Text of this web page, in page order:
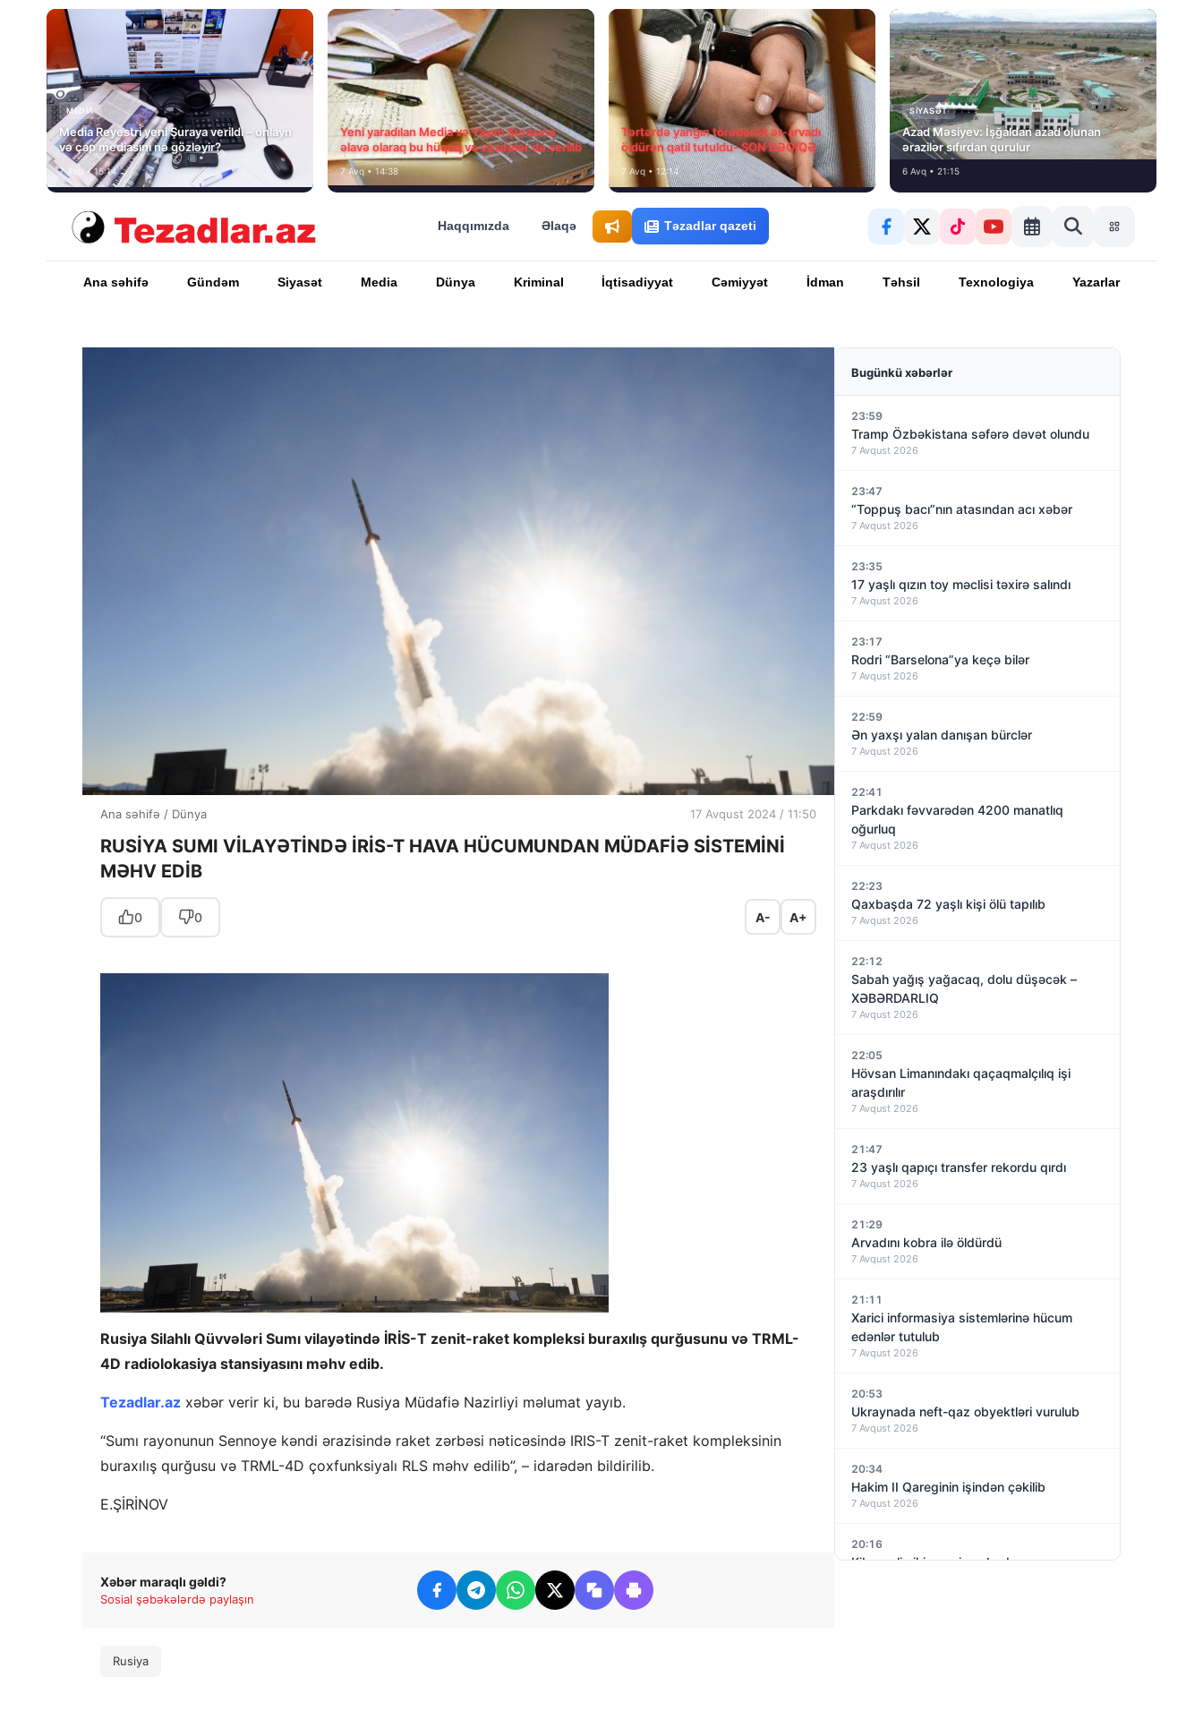
MEDİA
Media Reyestri yeni Şuraya verildi – onlayn
və çap mediasını nə gözləyir?
7 Avq • 15:14
MEDİA
Yeni yaradılan Media və Yayım Şurasına
əlavə olaraq bu hüquq və vəzifələr də verilib
7 Avq • 14:38
Tərtərdə yanğın törədərək ər-arvadı
öldürən qatil tutuldu- SON DƏQİQƏ
7 Avq • 12:14
SIYASƏT
Azad Məsiyev: İşğaldan azad olunan
ərazilər sıfırdan qurulur
6 Avq • 21:15
Haqqımızda Əlaqə Təzadlar qazeti
Ana səhifə Gündəm Siyasət Media Dünya Kriminal İqtisadiyyat Cəmiyyət İdman Təhsil Texnologiya Yazarlar
Ana səhifə / Dünya 17 Avqust 2024 / 11:50
RUSİYA SUMI VİLAYƏTİNDƏ İRİS-T HAVA HÜCUMUNDAN MÜDAFİƏ SİSTEMİNİ
MƏHV EDİB
0 0 A- A+
Rusiya Silahlı Qüvvələri Sumı vilayətində İRİS-T zenit-raket kompleksi buraxılış qurğusunu və TRML-
4D radiolokasiya stansiyasını məhv edib.
Tezadlar.az xəbər verir ki, bu barədə Rusiya Müdafiə Nazirliyi məlumat yayıb.
“Sumı rayonunun Sennoye kəndi ərazisində raket zərbəsi nəticəsində IRIS-T zenit-raket kompleksinin
buraxılış qurğusu və TRML-4D çoxfunksiyalı RLS məhv edilib”, – idarədən bildirilib.
E.ŞİRİNOV
Xəbər maraqlı gəldi?
Sosial şəbəkələrdə paylaşın
Rusiya
Bugünkü xəbərlər
23:59
Tramp Özbəkistana səfərə dəvət olundu
7 Avqust 2026
23:47
“Toppuş bacı”nın atasından acı xəbər
7 Avqust 2026
23:35
17 yaşlı qızın toy məclisi təxirə salındı
7 Avqust 2026
23:17
Rodri “Barselona”ya keçə bilər
7 Avqust 2026
22:59
Ən yaxşı yalan danışan bürclər
7 Avqust 2026
22:41
Parkdakı fəvvarədən 4200 manatlıq
oğurluq
7 Avqust 2026
22:23
Qaxbaşda 72 yaşlı kişi ölü tapılıb
7 Avqust 2026
22:12
Sabah yağış yağacaq, dolu düşəcək –
XƏBƏRDARLIQ
7 Avqust 2026
22:05
Hövsan Limanındakı qaçaqmalçılıq işi
araşdırılır
7 Avqust 2026
21:47
23 yaşlı qapıçı transfer rekordu qırdı
7 Avqust 2026
21:29
Arvadını kobra ilə öldürdü
7 Avqust 2026
21:11
Xarici informasiya sistemlərinə hücum
edənlər tutulub
7 Avqust 2026
20:53
Ukraynada neft-qaz obyektləri vurulub
7 Avqust 2026
20:34
Hakim II Qareginin işindən çəkilib
7 Avqust 2026
20:16
Kiberpolis iki gənci saxlayıb